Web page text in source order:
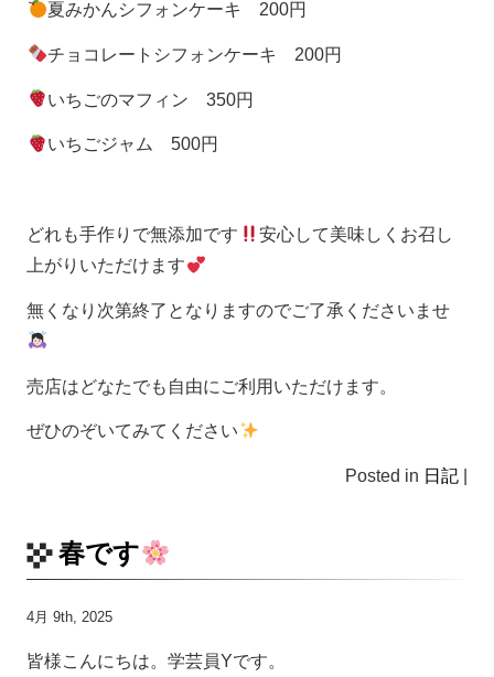
夏みかんシフォンケーキ 200円
チョコレートシフォンケーキ 200円
いちごのマフィン 350円
いちごジャム 500円
どれも手作りで無添加です
安心して美味しくお召し
上がりいただけます
無くなり次第終了となりますのでご了承くださいませ
売店はどなたでも自由にご利用いただけます。
ぜひのぞいてみてください
Posted in 日記|
春です
4月 9th, 2025
皆様こんにちは。学芸員Yです。